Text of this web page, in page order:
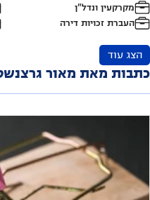
מקרקעין ונדל"ן
העברת זכויות דירה
הצג עוד
כתבות מאת מאור